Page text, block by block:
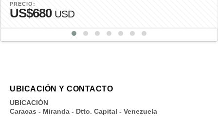
PRECIO:
US$680 USD
UBICACIÓN Y CONTACTO
UBICACIÓN
Caracas - Miranda - Dtto. Capital - Venezuela